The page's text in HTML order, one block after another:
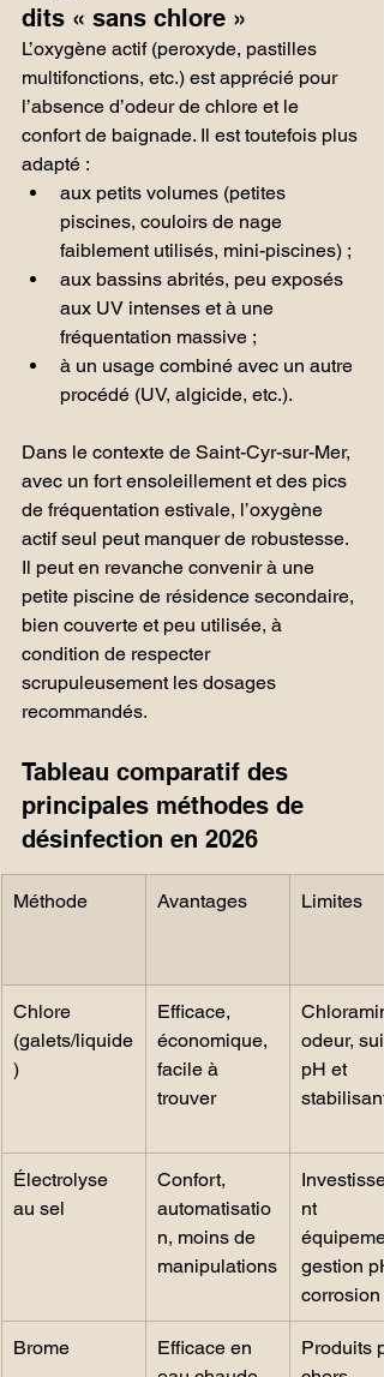
dits « sans chlore »
L’oxygène actif (peroxyde, pastilles
multifonctions, etc.) est apprécié pour
l’absence d’odeur de chlore et le
confort de baignade. Il est toutefois plus
adapté :
aux petits volumes (petites
piscines, couloirs de nage
faiblement utilisés, mini-piscines) ;
aux bassins abrités, peu exposés
aux UV intenses et à une
fréquentation massive ;
à un usage combiné avec un autre
procédé (UV, algicide, etc.).
Dans le contexte de Saint-Cyr-sur-Mer,
avec un fort ensoleillement et des pics
de fréquentation estivale, l’oxygène
actif seul peut manquer de robustesse.
Il peut en revanche convenir à une
petite piscine de résidence secondaire,
bien couverte et peu utilisée, à
condition de respecter
scrupuleusement les dosages
recommandés.
Tableau comparatif des
principales méthodes de
désinfection en 2026
Méthode Avantages Limites
Chlore
(galets/liquide
)
Efficace,
économique,
facile à
trouver
odeur,
pH et
stabilisant
Électrolyse
au sel
Confort,
automatisatio
n, moins de
manipulations
nt
gestion
corrosion
Brome
Efficace en
Produits